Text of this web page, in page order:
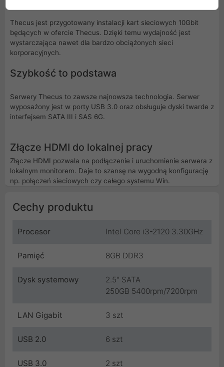
Thecus jest przygotowany instalacji kart sieciowych 10Gbit
będących w ofercie Thecus. Dzięki temu wydajność jest
wystarczająca nawet dla bardzo obciążonych sieci
korporacyjnych.
Szybkość to podstawa
Serwery Thecus to zawsze najnowsza technologia. Serwer
wyposażony jest w porty USB 3.0 oraz obsługuje dyski twarde z
interfejsem SATA III i SAS 6G.
Złącze HDMI do lokalnej pracy
Złącze HDMI pozwala na podłączenie i uruchomienie serwera z
lokalnym monitorem. Daje to szansę na wygodną konfigurację
np. połączeń sieciowych czy całego systemu Win.
Cechy produktu
Procesor Intel Core i3-2120 3.30GHz
Pamięć 8GB DDR3
Dysk systemowy
2.5" SATA
250GB 5400rpm/7200rpm
LAN Gigabit 3 szt
USB 2.0 6 szt
USB 3.0 2 szt